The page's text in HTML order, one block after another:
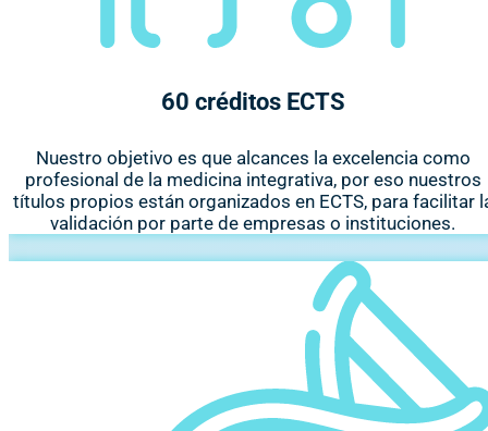
60 créditos ECTS
Nuestro objetivo es que alcances la excelencia como
profesional de la medicina integrativa, por eso nuestros
títulos propios están organizados en ECTS, para facilitar
validación por parte de empresas o instituciones.